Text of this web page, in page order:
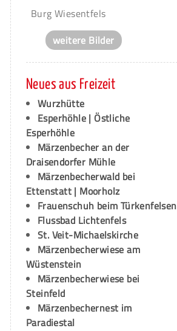
Burg Wiesentfels
weitere Bilder
Neues aus Freizeit
Wurzhütte
Esperhöhle | Östliche
Esperhöhle
Märzenbecher an der
Draisendorfer Mühle
Märzenbecherwald bei
Ettenstatt | Moorholz
Frauenschuh beim Türkenfelsen
Flussbad Lichtenfels
St. Veit-Michaelskirche
Märzenbecherwiese am
Wüstenstein
Märzenbecherwiese bei
Steinfeld
Märzenbechernest im
Paradiestal